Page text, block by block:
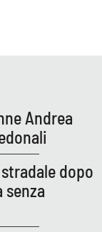
Andrea
dopo
senza